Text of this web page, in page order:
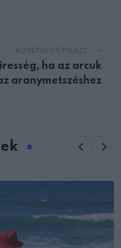
ha az arcuk
aranymetszéshez